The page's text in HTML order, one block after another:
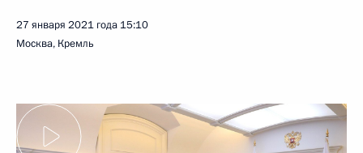
27 января 2021 года 15:10
Москва, Кремль